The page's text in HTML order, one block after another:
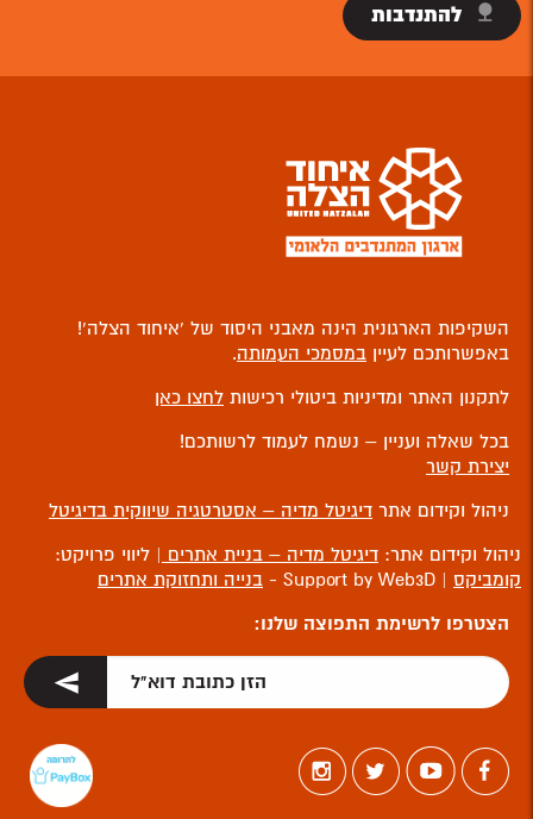
להתנדבות
השקיפות הארגונית הינה מאבני היסוד של ‘איחוד הצלה’!
באפשרותכם לעיין במסמכי העמותה.
לתקנון האתר ומדיניות ביטולי רכישות לחצו כאן
בכל שאלה ועניין – נשמח לעמוד לרשותכם!
יצירת קשר
ניהול וקידום אתר דיגיטל מדיה – אסטרטגיה שיווקית בדיגיטל
ניהול וקידום אתר: דיגיטל מדיה – בניית אתרים | ליווי פרויקט:
קומביקס | Support by Web3D -
בנייה ותחזוקת אתרים
הצטרפו לרשימת התפוצה שלנו: